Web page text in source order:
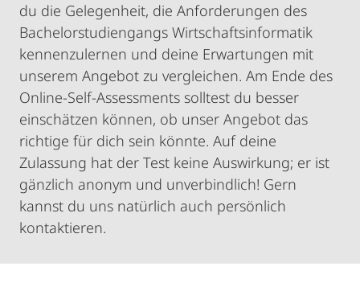
du die Gelegenheit, die Anforderungen des
Bachelorstudiengangs Wirtschaftsinformatik
kennenzulernen und deine Erwartungen mit
unserem Angebot zu vergleichen. Am Ende des
Online-Self-Assessments solltest du besser
einschätzen können, ob unser Angebot das
richtige für dich sein könnte. Auf deine
Zulassung hat der Test keine Auswirkung; er ist
gänzlich anonym und unverbindlich! Gern
kannst du uns natürlich auch persönlich
kontaktieren.